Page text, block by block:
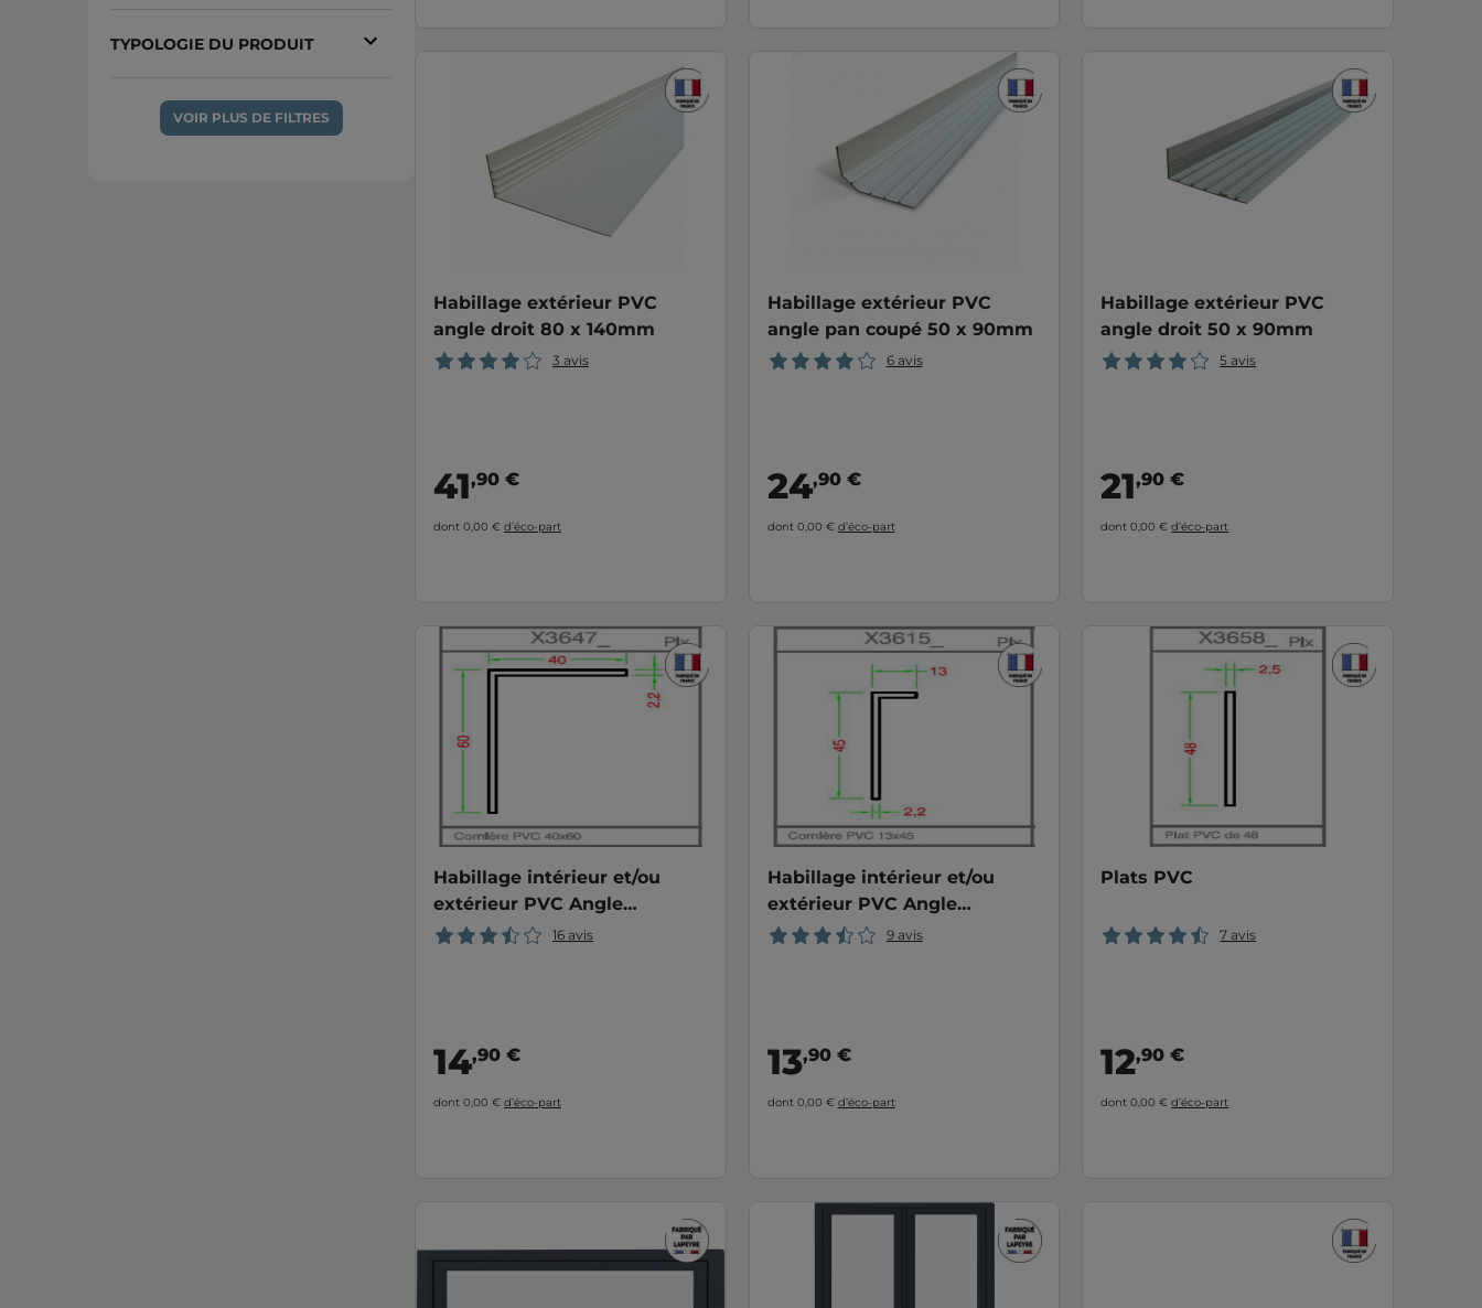
TYPOLOGIE DU PRODUIT
Portail(15)
VOIR PLUS DE FILTRES
Habillage extérieur PVC
angle droit 80 x 140mm
3 avis
41,90 €
dont 0,00 € d’éco-part
Habillage extérieur PVC
angle pan coupé 50 x 90mm
6 avis
24,90 €
dont 0,00 € d’éco-part
Habillage extérieur PVC
angle droit 50 x 90mm
5 avis
21,90 €
dont 0,00 €d’éco-part
Habillage intérieur et/ou
extérieur PVC Angle
40/60mm
16 avis
14,90 €
dont 0,00 € d’éco-part
Habillage intérieur et/ou
extérieur PVC Angle
13/45mm
9 avis
13,90 €
dont 0,00 € d’éco-part
Plats PVC
7 avis
12,90 €
dont 0,00 €d’éco-part